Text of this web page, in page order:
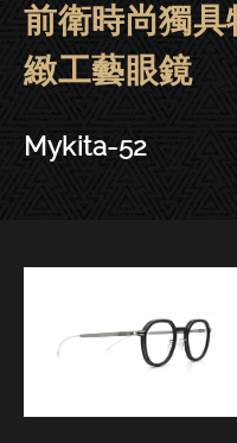
Mykita眼鏡 |
前衛時尚獨
緻工藝眼鏡
Mykita-52